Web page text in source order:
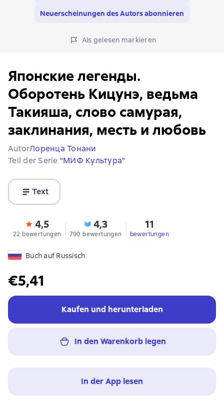
Neuerscheinungen des Autors abonnieren
Als gelesen markieren
Японские легенды.
Оборотень Кицунэ, ведьма
Такияша, слово самурая,
заклинания, месть и любовь
AutorЛоренца Тонани
Teil der Serie "МИФ Культура"
Text
4,5
22 bewertungen
4,3
790 bewertungen
11
bewertungen
Buch auf Russisch
€5,41
Kaufen und herunterladen
In den Warenkorb legen
In der App lesen